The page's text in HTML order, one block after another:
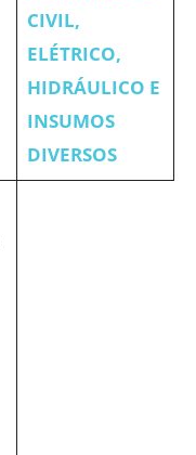
CIVIL,
ELÉTRICO,
HIDRÁULICO E
INSUMOS
DIVERSOS